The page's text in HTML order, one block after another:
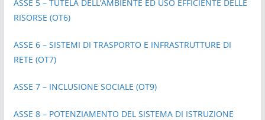
ASSE 5 – TUTELA DELL’AMBIENTE ED USO EFFICIENTE DELLE
RISORSE (OT6)
ASSE 6 – SISTEMI DI TRASPORTO E INFRASTRUTTURE DI
RETE (OT7)
ASSE 7 – INCLUSIONE SOCIALE (OT9)
ASSE 8 – POTENZIAMENTO DEL SISTEMA DI ISTRUZIONE